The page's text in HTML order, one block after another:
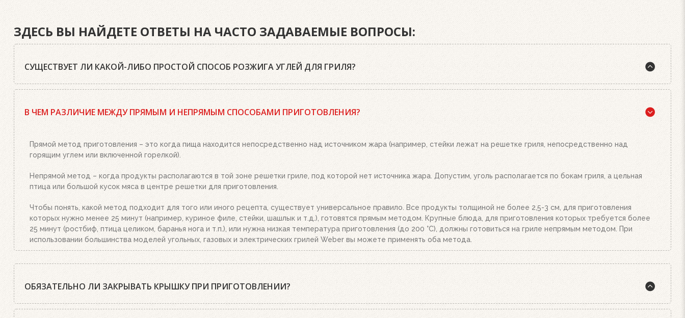
ЗДЕСЬ ВЫ НАЙДЕТЕ ОТВЕТЫ НА ЧАСТО ЗАДАВАЕМЫЕ ВОПРОСЫ:
СУЩЕСТВУЕТ ЛИ КАКОЙ-ЛИБО ПРОСТОЙ СПОСОБ РОЗЖИГА УГЛЕЙ ДЛЯ ГРИЛЯ?
стартер необходимым количеством угля или брикетов, положите два-три кубика для розжига на решетку для угля и подожгите их. Сверху поставьте заполненный углем
В ЧЕМ РАЗЛИЧИЕ МЕЖДУ ПРЯМЫМ И НЕПРЯМЫМ СПОСОБАМИ ПРИГОТОВЛЕНИЯ?
Прямой метод приготовления – это когда пища находится непосредственно над источником жара (например, стейки лежат на решетке гриля, непосредственно над
горящим углем или включенной горелкой).
Непрямой метод – когда продукты располагаются в той зоне решетки гриле, под которой нет источника жара. Допустим, уголь располагается по бокам гриля, а цельная
птица или большой кусок мяса в центре решетки для приготовления.
Чтобы понять, какой метод подходит для того или иного рецепта, существует универсальное правило. Все продукты толщиной не более 2,5-3 см, для приготовления
которых нужно менее 25 минут (например, куриное филе, стейки, шашлык и т.д.), готовятся прямым методом. Крупные блюда, для приготовления которых требуется более
25 минут (ростбиф, птица целиком, баранья нога и т.п.), или нужна низкая температура приготовления (до 200 °C), должны готовиться на гриле непрямым методом. При
использовании большинства моделей угольных, газовых и электрических грилей Weber вы можете применять оба метода.
ОБЯЗАТЕЛЬНО ЛИ ЗАКРЫВАТЬ КРЫШКУ ПРИ ПРИГОТОВЛЕНИИ?